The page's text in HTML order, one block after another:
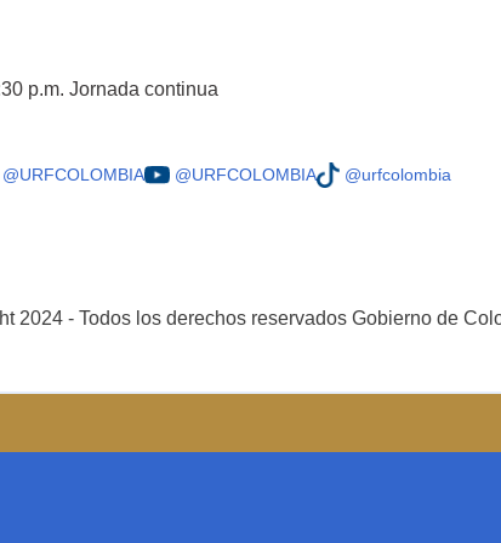
p.m. Jornada continua
@URFCOLOMBIA @URFCOLOMBIA @urfcolombia
2024 - Todos los derechos reservados Gobierno de